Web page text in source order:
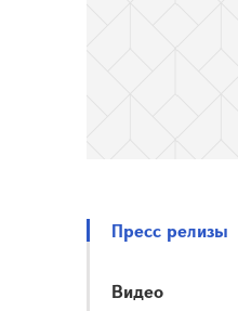
Пресс релизы
Видео